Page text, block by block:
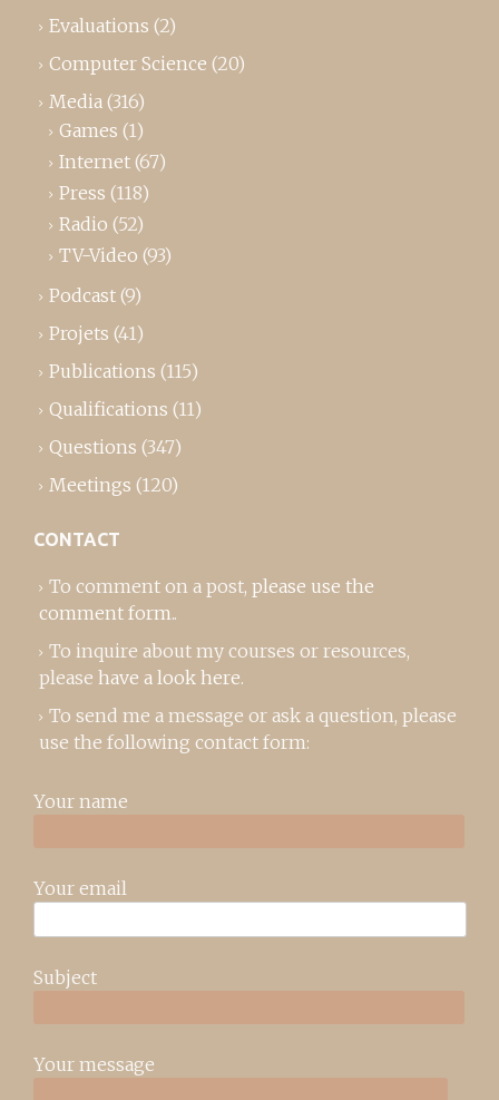
Evaluations (2)
Computer Science (20)
Media (316)
Games (1)
Internet (67)
Press (118)
Radio (52)
TV-Video (93)
Podcast (9)
Projets (41)
Publications (115)
Qualifications (11)
Questions (347)
Meetings (120)
CONTACT
To comment on a post, please use the
comment form..
To inquire about my courses or resources,
please have a look here.
To send me a message or ask a question, please
use the following contact form:
Your name
Your email
Subject
Your message